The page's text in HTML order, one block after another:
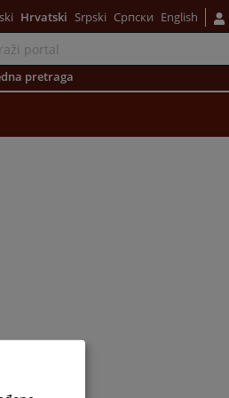
Hrvatski Srpski Српски English
pretraga